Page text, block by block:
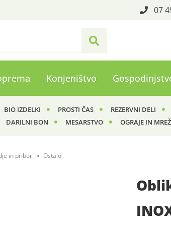
07
Konjeništvo
BIO IZDELKI PROSTI ČAS REZERVNI DELI
DARILNI BON MESARSTVO OGRAJE IN
in pribor Ostalo